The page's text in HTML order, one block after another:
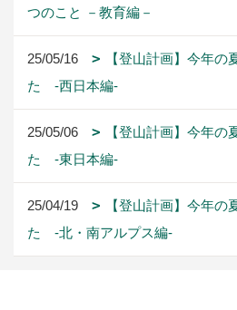
つのこと －教育編－
25/05/16
【登山計画】今年の
た -西日本編-
25/05/06
【登山計画】今年の
た -東日本編-
25/04/19
【登山計画】今年の
た -北・南アルプス編-